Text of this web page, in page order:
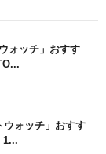
ォッチ」おすす
ウォッチ」おすす
1...